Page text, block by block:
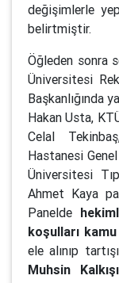
değişimlerle
belirtmiştir.
Öğleden sonra
Üniversitesi
Başkanlığında
Hakan Usta,
Celal
Hastanesi
Üniversitesi
Ahmet Kaya
Panelde
koşulları
ele alınıp
Muhsin